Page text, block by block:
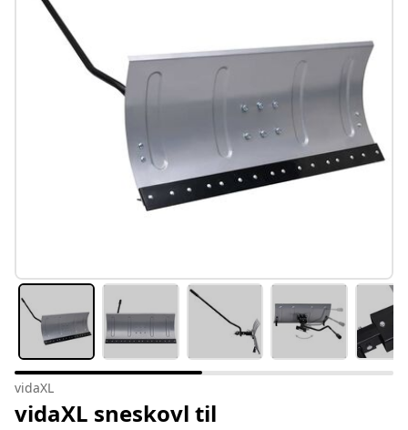
vidaXL
vidaXL sneskovl til